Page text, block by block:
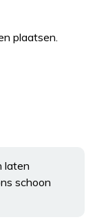
plaatsen.
laten
schoon